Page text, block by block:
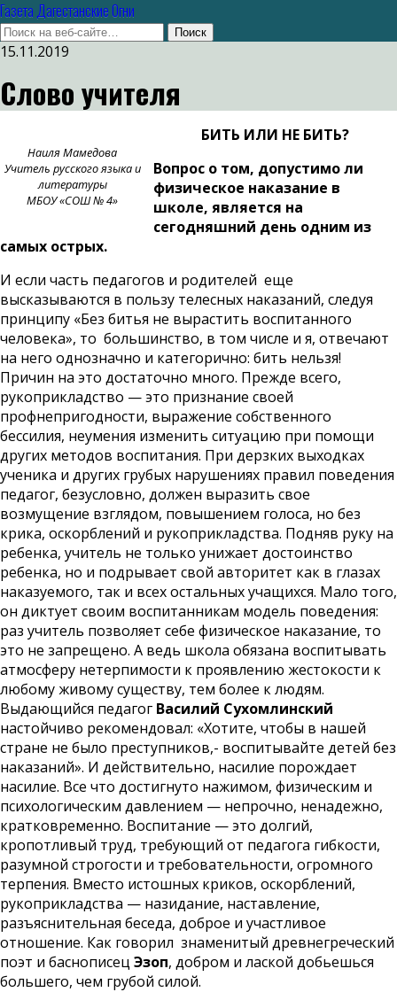
Газета Дагестанские Огни
15.11.2019
Слово учителя
Наиля Мамедова
Учитель русского языка и
литературы
МБОУ «СОШ № 4»
БИТЬ ИЛИ НЕ БИТЬ?
Вопрос о том, допустимо ли
физическое наказание в
школе, является на
сегодняшний день одним из
самых острых.
И если часть педагогов и родителей еще
высказываются в пользу телесных наказаний, следуя
принципу «Без битья не вырастить воспитанного
человека», то большинство, в том числе и я, отвечают
на него однозначно и категорично: бить нельзя!
Причин на это достаточно много. Прежде всего,
рукоприкладство — это признание своей
профнепригодности, выражение собственного
бессилия, неумения изменить ситуацию при помощи
других методов воспитания. При дерзких выходках
ученика и других грубых нарушениях правил поведения
педагог, безусловно, должен выразить свое
возмущение взглядом, повышением голоса, но без
крика, оскорблений и рукоприкладства. Подняв руку на
ребенка, учитель не только унижает достоинство
ребенка, но и подрывает свой авторитет как в глазах
наказуемого, так и всех остальных учащихся. Мало того,
он диктует своим воспитанникам модель поведения:
раз учитель позволяет себе физическое наказание, то
это не запрещено. А ведь школа обязана воспитывать
атмосферу нетерпимости к проявлению жестокости к
любому живому существу, тем более к людям.
Выдающийся педагог Василий Сухомлинский
настойчиво рекомендовал: «Хотите, чтобы в нашей
стране не было преступников,- воспитывайте детей без
наказаний». И действительно, насилие порождает
насилие. Все что достигнуто нажимом, физическим и
психологическим давлением — непрочно, ненадежно,
кратковременно. Воспитание — это долгий,
кропотливый труд, требующий от педагога гибкости,
разумной строгости и требовательности, огромного
терпения. Вместо истошных криков, оскорблений,
рукоприкладства — назидание, наставление,
разъяснительная беседа, доброе и участливое
отношение. Как говорил знаменитый древнегреческий
поэт и баснописец Эзоп, добром и лаской добьешься
большего, чем грубой силой.